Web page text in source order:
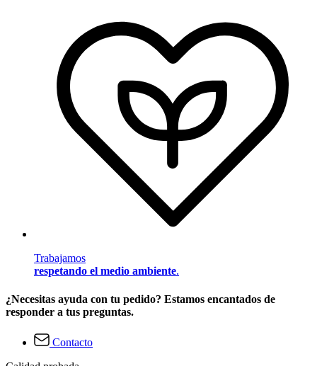
Trabajamos
respetando el medio ambiente.
¿Necesitas ayuda con tu pedido? Estamos encantados de
responder a tus preguntas.
Contacto